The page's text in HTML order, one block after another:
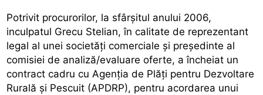
Potrivit procurorilor, la sfârşitul anului 2006,
inculpatul Grecu Stelian, în calitate de reprezentant
legal al unei societăţi comerciale şi preşedinte al
comisiei de analiză/evaluare oferte, a încheiat un
contract cadru cu Agenţia de Plăţi pentru Dezvoltare
Rurală şi Pescuit (APDRP), pentru acordarea unui